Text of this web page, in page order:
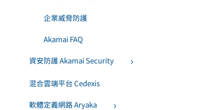
企業威脅防護
Akamai FAQ
資安防護 Akamai Security
混合雲端平台 Cedexis
軟體定義網路 Aryaka